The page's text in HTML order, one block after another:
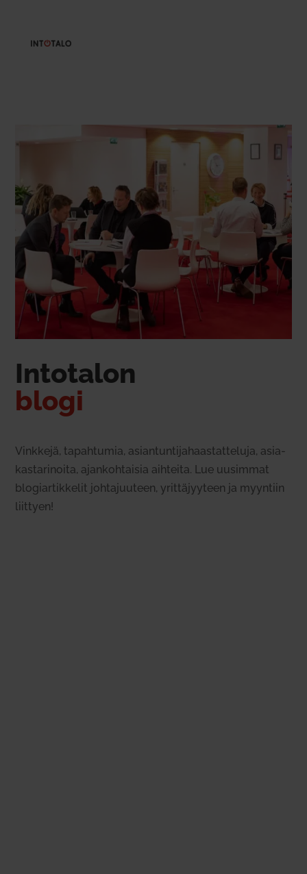
Into­talon
blogi
Vinkkejä, tapah­tumia, asian­tun­ti­ja­haas­tat­teluja, asia­
kas­ta­ri­noita, ajan­koh­taisia aih­teita. Lue uusimmat
blo­giar­tik­kelit joh­ta­juuteen, yrit­tä­jyyteen ja myyntiin
liittyen!